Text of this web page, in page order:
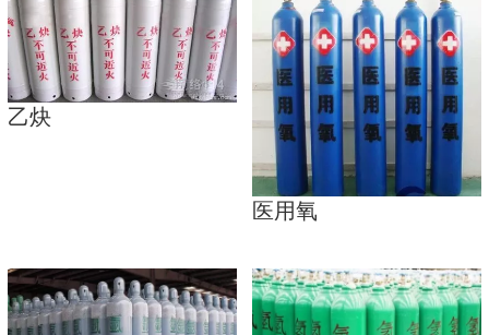
乙炔
医用氧